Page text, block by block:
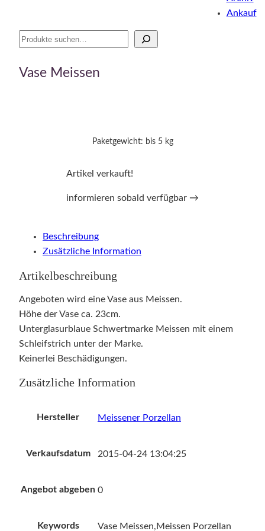
Suche
Ankauf
Vase Meissen
Paketgewicht: bis 5 kg
Artikel verkauft!
informieren sobald verfügbar →
Beschreibung
Zusätzliche Information
Artikelbeschreibung
Angeboten wird eine Vase aus Meissen.
Höhe der Vase ca. 23cm.
Unterglasurblaue Schwertmarke Meissen mit einem
Schleifstrich unter der Marke.
Keinerlei Beschädigungen.
Zusätzliche Information
Hersteller Meissener Porzellan
Verkaufsdatum 2015-04-24 13:04:25
Angebot abgeben 0
Keywords Vase Meissen,Meissen Porzellan